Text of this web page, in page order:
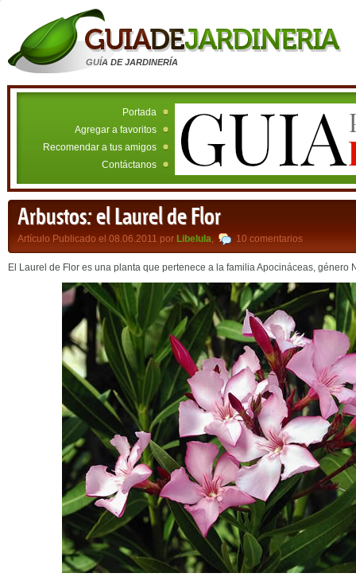
GUÍA DE JARDINERÍA
Portada
Agregar a favoritos
Recomendar a tus amigos
Contáctanos
Arbustos: el Laurel de Flor
Artículo Publicado el 08.06.2011 por Libelula, 10 comentarios
El Laurel de Flor es una planta que pertenece a la familia Apocináceas, género